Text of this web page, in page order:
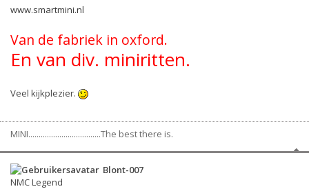
www.smartmini.nl
Van de fabriek in oxford.
En van div. miniritten.
Veel kijkplezier.
MINI...................................The best there is.
Blont-007
NMC Legend